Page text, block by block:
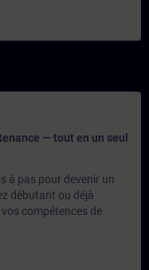
— tout en un seul
à pas pour devenir un
débutant ou déjà
compétences de